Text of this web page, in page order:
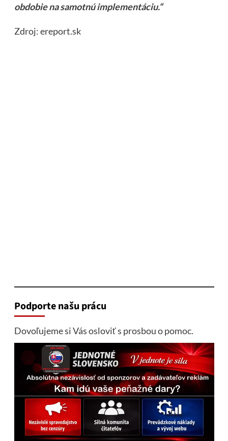
obdobie na samotnú implementáciu.“
Zdroj: ereport.sk
Podporte našu prácu
Dovoľujeme si Vás osloviť s prosbou o pomoc.